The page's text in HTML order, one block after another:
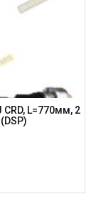
L=770мм, 2